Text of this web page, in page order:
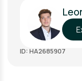
ID: HA2685907